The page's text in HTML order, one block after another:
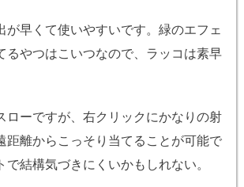
が早くて使いやすいです。緑のエフェ
るやつはこいつなので、ラッコは素早
ローですが、右クリックにかなりの射
距離からこっそり当てることが可能で
結構気づきにくいかもしれない。